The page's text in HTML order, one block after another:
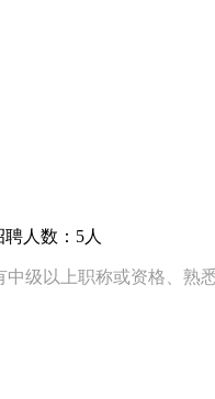
人数：5人
级以上职称或资格、熟